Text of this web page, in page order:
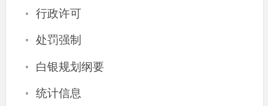
· 行政许可
· 处罚强制
· 白银规划纲要
· 统计信息